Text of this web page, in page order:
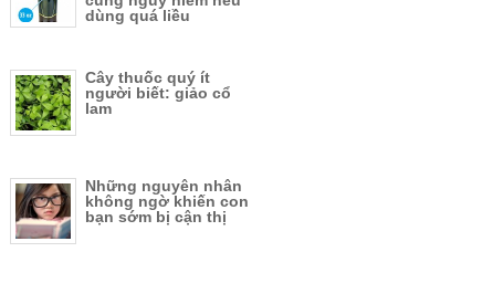
dùng quá liều
Cây thuốc quý ít
người biết: giảo cổ
lam
Những nguyên nhân
không ngờ khiến con
bạn sớm bị cận thị